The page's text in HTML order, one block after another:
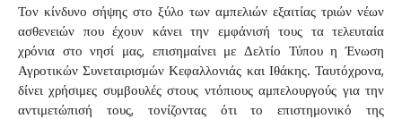
Τον κίνδυνο σήψης στο ξύλο των αμπελιών εξαιτίας τριών νέων
ασθενειών που έχουν κάνει την εμφάνισή τους τα τελευταία
χρόνια στο νησί μας, επισημαίνει με Δελτίο Τύπου η Ένωση
Αγροτικών Συνεταιρισμών Κεφαλλονιάς και Ιθάκης. Ταυτόχρονα,
δίνει χρήσιμες συμβουλές στους ντόπιους αμπελουργούς για την
αντιμετώπισή τους, τονίζοντας ότι το επιστημονικό της